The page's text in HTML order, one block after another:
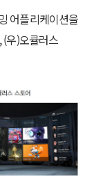
어플리케이션을
우)오큘러스